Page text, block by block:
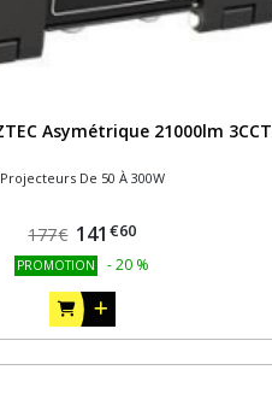
Asymétrique 21000lm 3CCT
Projecteurs De 50 À 300W
177€ 141 €60
PROMOTION -20 %